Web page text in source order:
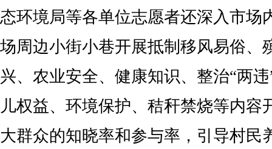
态环境局等各单位志愿者还深入市场
场周边小街小巷开展抵制移风易俗、
兴、农业安全、健康知识、整治“两
儿权益、环境保护、秸秆禁烧等内容
大群众的知晓率和参与率，引导村民